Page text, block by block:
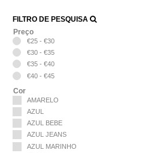
FILTRO DE PESQUISA
Preço
€25 - €30
€30 - €35
€35 - €40
€40 - €45
Cor
AMARELO
AZUL
AZUL BEBE
AZUL JEANS
AZUL MARINHO